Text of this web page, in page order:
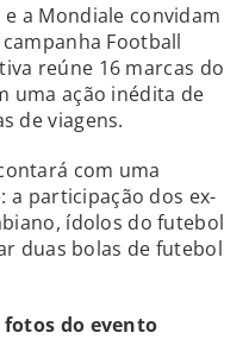
a Mondiale convidam
Football
reúne 16 marcas do
uma ação inédita de
de viagens.
com uma
a participação dos ex-
ídolos do futebol
duas bolas de futebol
do evento